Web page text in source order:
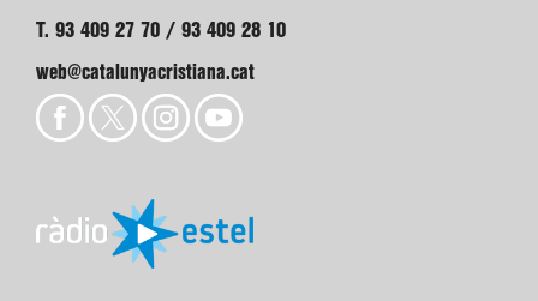
T. 93 409 27 70 / 93 409 28 10
web@catalunyacristiana.cat